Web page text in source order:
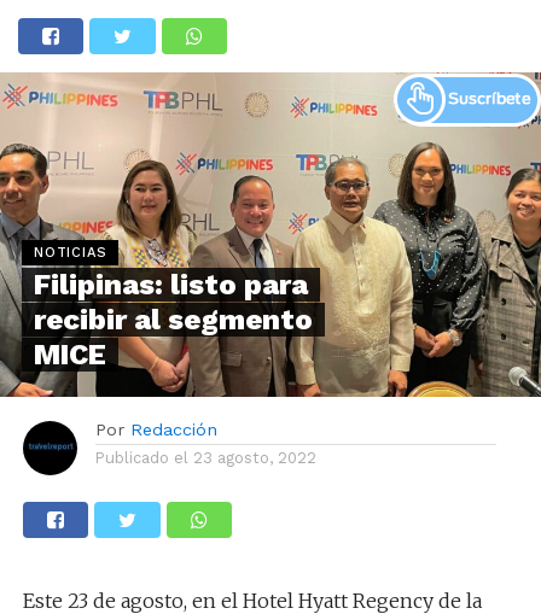
NOTICIAS
Filipinas: listo para
recibir al segmento
MICE
Por Redacción
Publicado el 23 agosto, 2022
Este 23 de agosto, en el Hotel Hyatt Regency de la